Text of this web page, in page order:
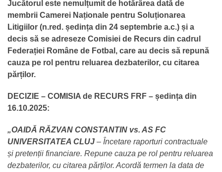
Jucătorul este nemulțumit de hotărârea dată de
membrii Camerei Naționale pentru Soluționarea
Litigiilor (n.red. ședința din 24 septembrie a.c.) și a
decis să se adreseze Comisiei de Recurs din cadrul
Federației Române de Fotbal, care au decis să repună
cauza pe rol pentru reluarea dezbaterilor, cu citarea
părților.
DECIZIE – COMISIA de RECURS FRF – ședința din
16.10.2025:
„OAIDĂ RĂZVAN CONSTANTIN vs. AS FC
UNIVERSITATEA CLUJ – Încetare raporturi contractuale
și pretenții financiare. Repunе cauza pe rol pentru reluarea
dezbaterilor, cu citarea părților. Acordă termen la data de